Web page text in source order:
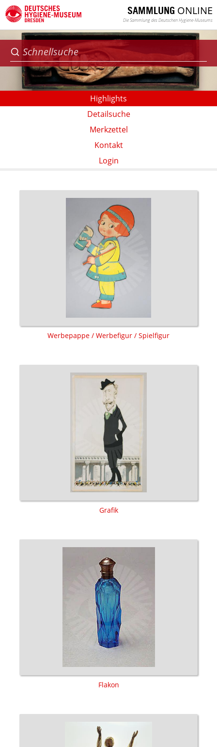
SAMMLUNG ONLINE
Die Sammlung des Deutschen Hygiene-Museums
Highlights
Detailsuche
Merkzettel
Kontakt
Login
Werbepappe / Werbefigur / Spielfigur
Grafik
Flakon